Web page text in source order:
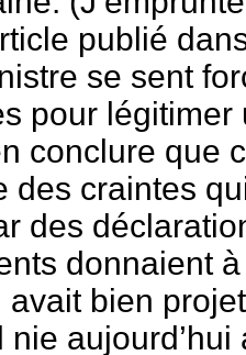
publié
se sent
pour légitimer
conclure que
des craintes
des
donnaient
avait bien
aujourd’hui